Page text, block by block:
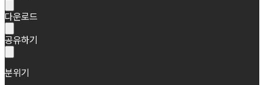
다운로드
공유하기
분위기